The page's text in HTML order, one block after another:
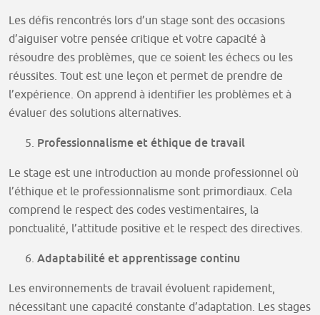
Les défis rencontrés lors d’un stage sont des occasions
d’aiguiser votre pensée critique et votre capacité à
résoudre des problèmes, que ce soient les échecs ou les
réussites. Tout est une leçon et permet de prendre de
l’expérience. On apprend à identifier les problèmes et à
évaluer des solutions alternatives.
Professionnalisme et éthique de travail
Le stage est une introduction au monde professionnel où
l’éthique et le professionnalisme sont primordiaux. Cela
comprend le respect des codes vestimentaires, la
ponctualité, l’attitude positive et le respect des directives.
Adaptabilité et apprentissage continu
Les environnements de travail évoluent rapidement,
nécessitant une capacité constante d’adaptation. Les stages